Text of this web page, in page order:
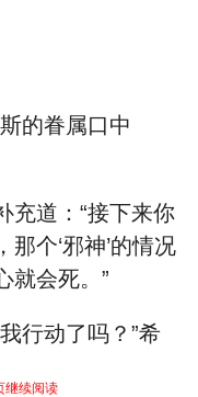
的眷属口中
充道：“接下来你
个‘邪神’的情况
就会死。”
行动了吗？”希
继续阅读